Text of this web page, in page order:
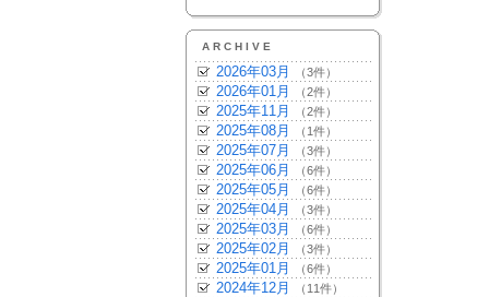
ARCHIVE
2026年03月 （3件）
2026年01月 （2件）
2025年11月 （2件）
2025年08月 （1件）
2025年07月 （3件）
2025年06月 （6件）
2025年05月 （6件）
2025年04月 （3件）
2025年03月 （6件）
2025年02月 （3件）
2025年01月 （6件）
2024年12月 （11件）